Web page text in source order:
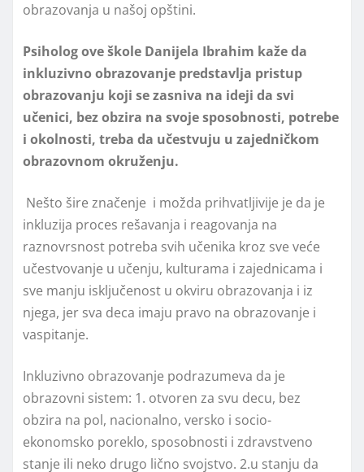
obrazovanja u našoj opštini.
Psiholog ove škole Danijela Ibrahim kaže da
inkluzivno obrazovanje predstavlja pristup
obrazovanju koji se zasniva na ideji da svi
učenici, bez obzira na svoje sposobnosti, potrebe
i okolnosti, treba da učestvuju u zajedničkom
obrazovnom okruženju.
Nešto šire značenje i možda prihvatlјivije je da je
inkluzija proces rešavanja i reagovanja na
raznovrsnost potreba svih učenika kroz sve veće
učestvovanje u učenju, kulturama i zajednicama i
sve manju isklјučenost u okviru obrazovanja i iz
njega, jer sva deca imaju pravo na obrazovanje i
vaspitanje.
Inkluzivno obrazovanje podrazumeva da je
obrazovni sistem: 1. otvoren za svu decu, bez
obzira na pol, nacionalno, versko i socio-
ekonomsko poreklo, sposobnosti i zdravstveno
stanje ili neko drugo lično svojstvo. 2.u stanju da